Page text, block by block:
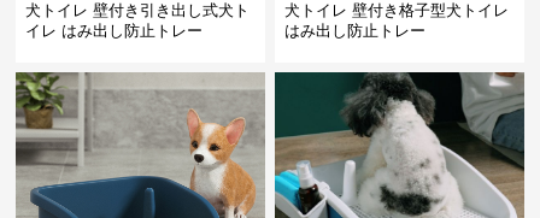
犬トイレ 壁付き引き出し式犬ト
イレ はみ出し防止トレー
犬トイレ 壁付き格子型犬トイレ
はみ出し防止トレー